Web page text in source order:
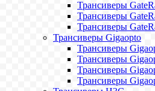
Трансиверы
Трансиверы
Трансиверы
Трансиверы Gigaopto
Трансиверы
Трансиверы
Трансиверы
Трансиверы